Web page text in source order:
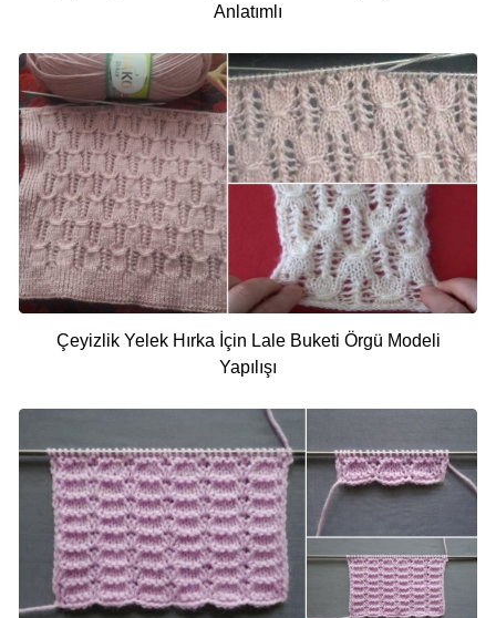
Anlatımlı
Çeyizlik Yelek Hırka İçin Lale Buketi Örgü Modeli
Yapılışı